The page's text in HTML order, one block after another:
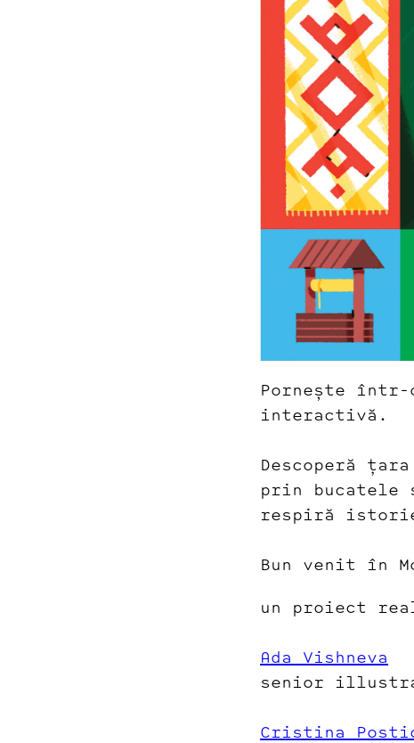
Pornește într-
interactivă.
Descoperă
prin bucatele
respiră
Bun venit în
un proiect
Ada Vishneva
senior
Cristina